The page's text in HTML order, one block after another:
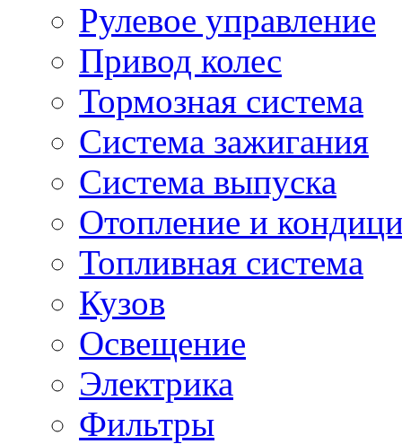
Рулевое управление
Привод колес
Тормозная система
Система зажигания
Система выпуска
Отопление и
Топливная система
Кузов
Освещение
Электрика
Фильтры